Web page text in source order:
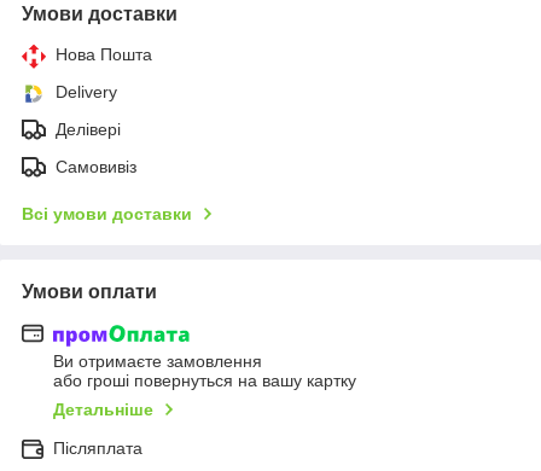
Умови доставки
Нова Пошта
Delivery
Делівері
Самовивіз
Всі умови доставки
Умови оплати
Ви отримаєте замовлення
або гроші повернуться на вашу картку
Детальніше
Післяплата